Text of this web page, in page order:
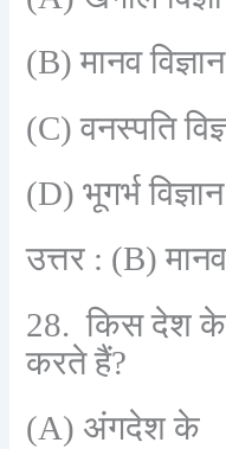
(B)मानव
(C)वनस्पति
(D)भूगर्भ
उत्तर : (B)
28.किस देश
करते हैं?
(A) अंगदेश के